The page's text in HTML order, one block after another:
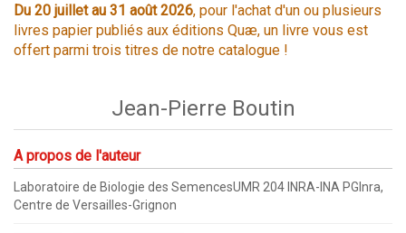
Du 20 juillet au 31 août 2026, pour l'achat d'un ou plusieurs
livres papier publiés aux éditions Quæ, un livre vous est
offert parmi trois titres de notre catalogue !
Jean-Pierre Boutin
A propos de l'auteur
Laboratoire de Biologie des SemencesUMR 204 INRA-INA PGInra,
Centre de Versailles-Grignon